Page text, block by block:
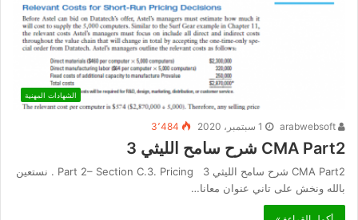
الشهادات المهنية
1 سبتمبر، 2020 3٬484
CMA Part2 شرح سامح الليثي 3
CMA Part2 شرح سامح الليثي 3 Part 2– Section C.3. Pricing . نستعين
بالله ونخش على تاني عنوان معانا…